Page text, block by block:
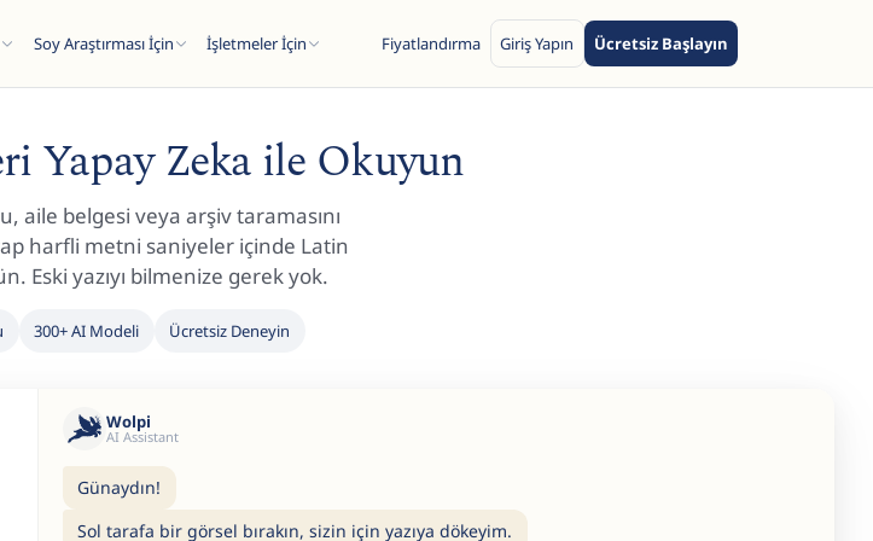
Soy Araştırması İçin İşletmeler İçin Fiyatlandırma Giriş Yapın Ücretsiz Başlayın
Yapay Zeka ile Okuyun
aile belgesi veya arşiv taramasını
harfli metni saniyeler içinde Latin
Eski yazıyı bilmenize gerek yok.
300+ AI Modeli Ücretsiz Deneyin
Wolpi
AI Assistant
Günaydın!
Sol tarafa bir görsel bırakın, sizin için yazıya dökeyim.